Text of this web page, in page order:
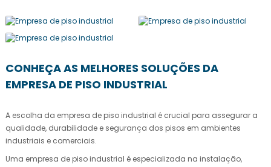
CONHEÇA AS MELHORES SOLUÇÕES DA
EMPRESA DE PISO INDUSTRIAL
A escolha da empresa de piso industrial é crucial para assegurar a
qualidade, durabilidade e segurança dos pisos em ambientes
industriais e comerciais.
Uma empresa de piso industrial é especializada na instalação,